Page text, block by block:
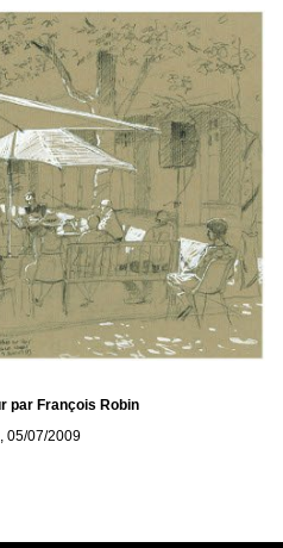
par François Robin
05/07/2009